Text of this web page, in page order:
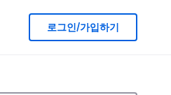
로그인/가입하기